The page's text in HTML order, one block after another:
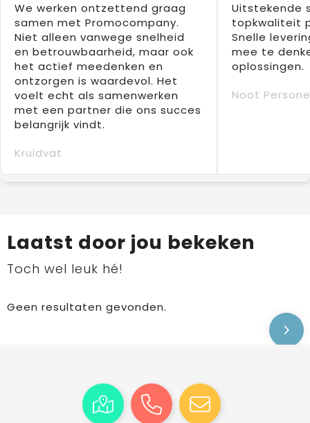
We werken ontzettend graag
samen met Promocompany.
Niet alleen vanwege snelheid
en betrouwbaarheid, maar ook
het actief meedenken en
ontzorgen is waardevol. Het
voelt echt als samenwerken
met een partner die ons succes
belangrijk vindt.
Kruidvat
Uitstekende
topkwaliteit
Snelle
mee te
oplossingen.
Noot
Laatst door jou bekeken
Toch wel leuk hé!
Geen resultaten gevonden.